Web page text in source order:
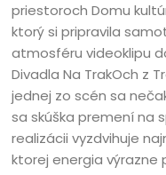
priestoroch Domu
ktorý si pripravila
atmosféru videoklipu
Divadla Na TrakOch z
jednej zo scén sa
sa skúška premení na
realizácii vyzdvihuje
ktorej energia výrazne